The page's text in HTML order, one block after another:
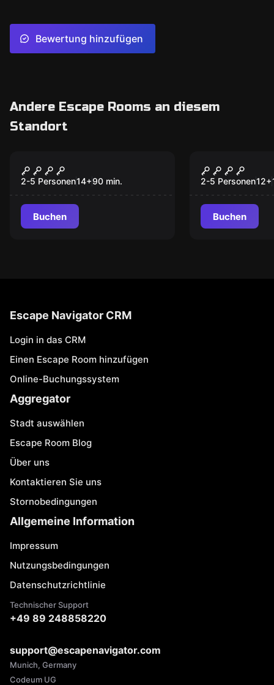
Bewertung hinzufügen
Andere Escape Rooms an diesem
Standort
Jack & Olli
2-5 Personen14+90 min.
Buchen
Explor
2-5 Personen12+
Buchen
Escape Navigator CRM
Login in das CRM
Einen Escape Room hinzufügen
Online-Buchungssystem
Aggregator
Stadt auswählen
Escape Room Blog
Über uns
Kontaktieren Sie uns
Stornobedingungen
Allgemeine Information
Impressum
Nutzungsbedingungen
Datenschutzrichtlinie
Technischer Support
+49 89 248858220
support@escapenavigator.com
Munich, Germany
Codeum UG